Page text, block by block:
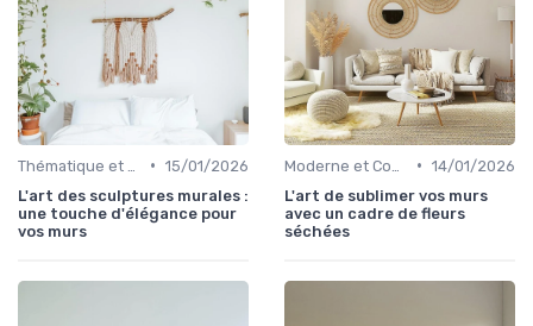
• 15/01/2026
L'art des sculptures murales :
une touche d'élégance pour
vos murs
• 14/01/2026
L'art de sublimer vos murs
avec un cadre de fleurs
séchées